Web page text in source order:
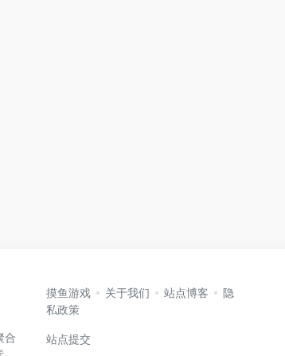
合
摸鱼游戏 关于我们 站点博客
隐
私政策
站点提交